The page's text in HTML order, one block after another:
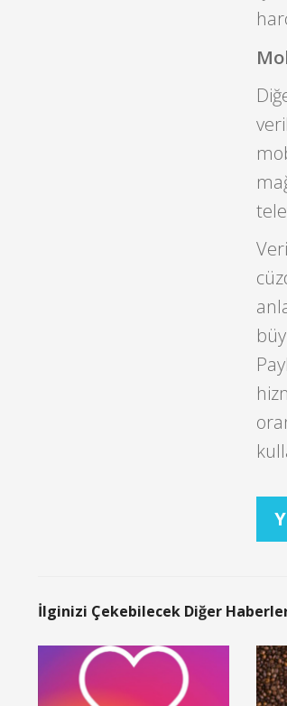
İlginizi Çekebilecek Diğer